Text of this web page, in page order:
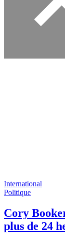
International
Politique
Cory
plus de 24